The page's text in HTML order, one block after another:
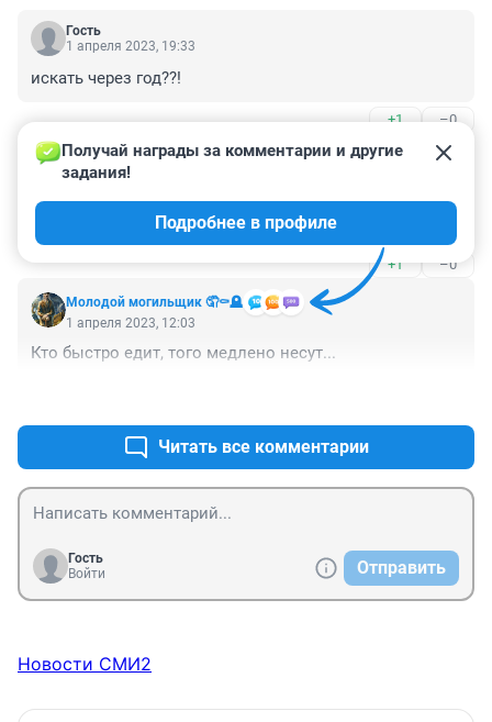
Гость
1 апреля 2023, 19:33
искать через год??!
+1 –0
Гость
1 апреля 2023, 15:30
Участники лично обратились к петрову или он как
всегда фантазирует?
+1 –0
Молодой могильщик 🤦⚰️🪦
Получай награды за комментарии и другие
задания!
Подробнее в профиле
1 апреля 2023, 12:03
Кто быстро едит, того медлено несут...
Читать все комментарии
Гость
Войти
Отправить
Новости СМИ2